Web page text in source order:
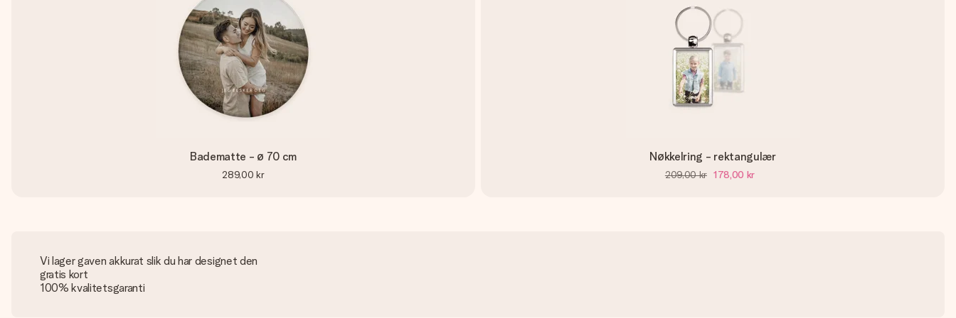
Badematte - ø 70 cm
289,00 kr
Nøkkelring - rektangulær
209,00 kr 178,00 kr
Vi lager gaven akkurat slik du har designet den
gratis kort
100% kvalitetsgaranti